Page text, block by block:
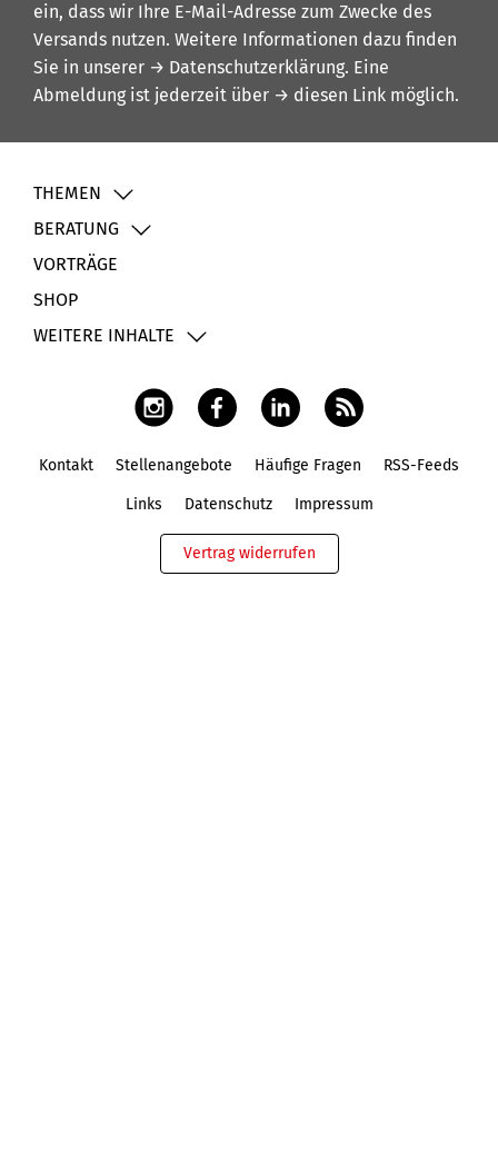
ein, dass wir Ihre E-Mail-Adresse zum Zwecke des
Versands nutzen. Weitere Informationen dazu finden
Sie in unserer → Datenschutzerklärung. Eine
Abmeldung ist jederzeit über → diesen Link möglich.
THEMEN
BERATUNG
VORTRÄGE
SHOP
WEITERE INHALTE
Kontakt Stellenangebote Häufige Fragen RSS-Feeds
Links Datenschutz Impressum
Vertrag widerrufen